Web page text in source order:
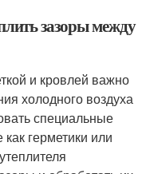
зазоры между
и кровлей важно
холодного воздуха
специальные
герметики или